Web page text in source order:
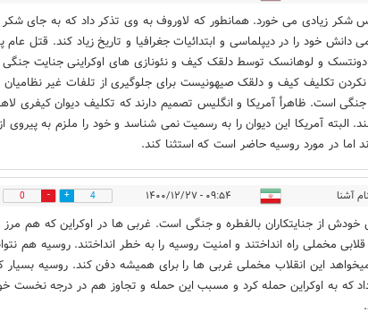
شکر زیادی می خورد. همانطور که لاوروف به وی تذکر داد که به جای
دانش خود را در دیپلماسی و ابتدائیات جغرافیا و تاریخ زیاد کند. قتل عام
دونتسک و لوهانسک توسط دلقک کیف و نئونازی های اوکراینی جنایت
تکلیف کیف و دلقک صیهونیست برای جلوگیری از تلفات غیر نظامیان
است. ظاهرأ آمریکا و انگلیس تصمیم دارند که تکلیف دیوان کیفری
البته آمریکا این دیوان را به رسمیت نمی شناسد و خود را ملزم به پیروی
اما در مورد روسیه حاضر است که استثنا کند.
نام آشنا ۰۹:۵۴ - ۱۴۰۰/۱۲/۲۷ 4
0
خودش از جنایتکاران بالفطره و جنگی است. غربی ها در اوکراین که هم
قلابی مخملی راه انداختند و امنیت روسیه را به خطر انداختند. روسیه هم
این انقلاب مخملی غربی ها را برای همیشه دفن کند. روسیه بسیار
که به اوکراین حمله کرد و مسبب این حمله و تجاوز هم در درجه نخست